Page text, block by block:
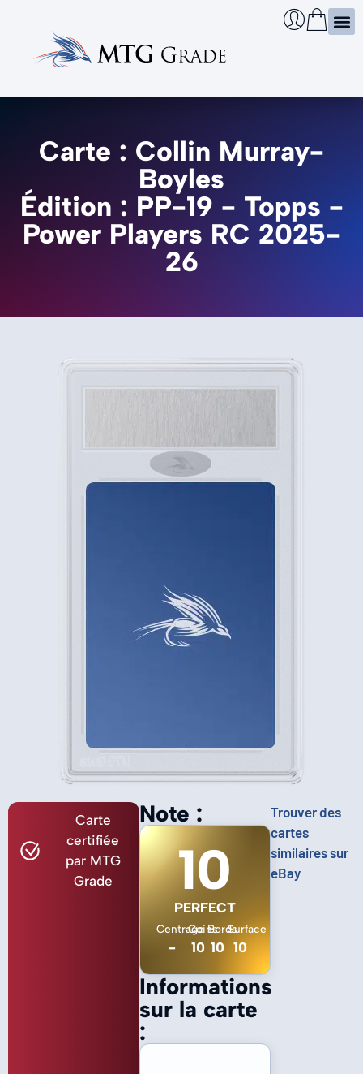
Carte : Collin Murray-
Boyles
Édition : PP-19 - Topps -
Power Players RC 2025-
26
Carte
certifiée
par MTG
Grade
Informations
sur la carte
:
Note :
10
PERFECT
Centrage
-
Coins
10
Bords
10
Surface
10
Trouver des
cartes
similaires sur
eBay